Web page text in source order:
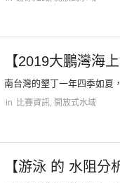
【2019大鵬灣海上
南台灣的墾丁一年四季如夏
in 比賽資訊, 開放式水域
【游泳 的 水阻